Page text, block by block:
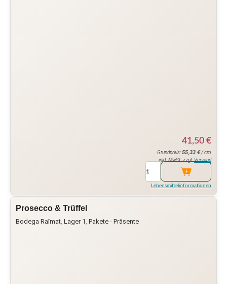
41,50 €
Grundpreis:55,33 €/ cm
inkl. MwSt. zzgl. Versand
Lebensmittelinformationen
Prosecco & Trüffel
Bodega Raïmat, Lager 1 , Pakete - Präsente